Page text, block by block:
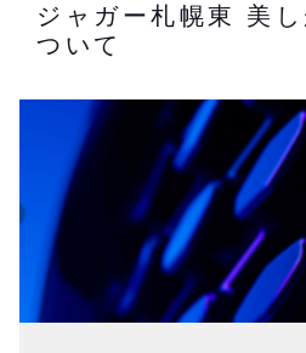
ジャガー札幌東 美
ついて